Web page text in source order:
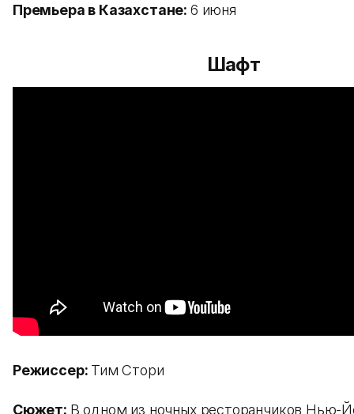
Премьера в Казахстане: 6 июня
Шафт
Режиссер: Тим Стори
Сюжет: В одном из ночных ресторанчиков Нью-